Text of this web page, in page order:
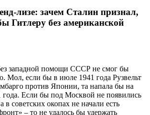
лизе: зачем Сталин признал,
Гитлеру без американской
западной помощи СССР не смог бы
Мол, если бы в июле 1941 года Рузвельт
против Японии, та напала бы на
Если бы под Москвой не появились
в советских окопах не начали есть
– то не удалось бы удержать